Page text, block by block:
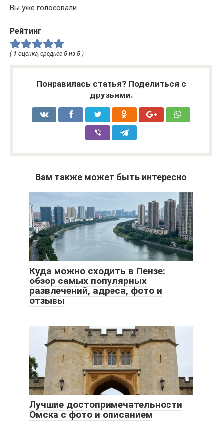
Вы уже голосовали
Рейтинг
( 1 оценка, среднее 5 из 5 )
Понравилась статья? Поделиться с
друзьями:
Вам также может быть интересно
Куда можно сходить в Пензе:
обзор самых популярных
развлечений, адреса, фото и
отзывы
Лучшие достопримечательности
Омска с фото и описанием